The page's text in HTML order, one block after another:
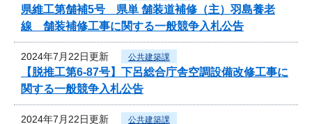
県維工第舗補5号 県単 舗装道補修（主）羽島養老
線 舗装補修工事に関する一般競争入札公告
2024年7月22日更新 公共建築課
【脱推工第6-87号】下呂総合庁舎空調設備改修工事に
関する一般競争入札公告
2024年7月22日更新 公共建築課